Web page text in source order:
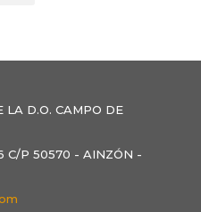
LA D.O. CAMPO DE
C/P 50570 - AINZÓN -